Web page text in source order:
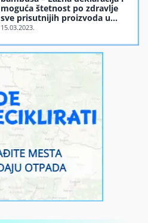
moguća štetnost po zdravlje
sve prisutnijih proizvoda u
Srbiji